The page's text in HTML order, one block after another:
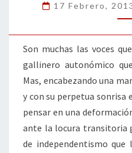
17 Febrero,
Son muchas las voces
gallinero autonómico
Mas, encabezando una
y con su perpetua sonrisa
pensar en una
ante la locura transitoria
de independentismo